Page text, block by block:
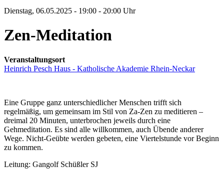
Dienstag, 06.05.2025 - 19:00 - 20:00 Uhr
Zen-Meditation
Veranstaltungsort
Heinrich Pesch Haus - Katholische Akademie Rhein-Neckar
Eine Gruppe ganz unterschiedlicher Menschen trifft sich
regelmäßig, um gemeinsam im Stil von Za-Zen zu meditieren –
dreimal 20 Minuten, unterbrochen jeweils durch eine
Gehmeditation. Es sind alle willkommen, auch Übende anderer
Wege. Nicht-Geübte werden gebeten, eine Viertelstunde vor Beginn
zu kommen.
Leitung: Gangolf Schüßler SJ